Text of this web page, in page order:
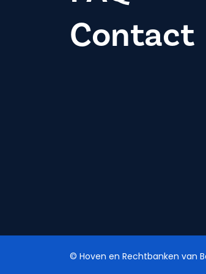
Contact
© Hoven en Rechtbanken van